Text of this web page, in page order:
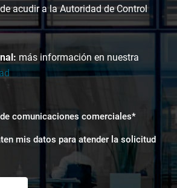
acudir a la Autoridad de Control
más información en nuestra
comunicaciones comerciales*
mis datos para atender la solicitud